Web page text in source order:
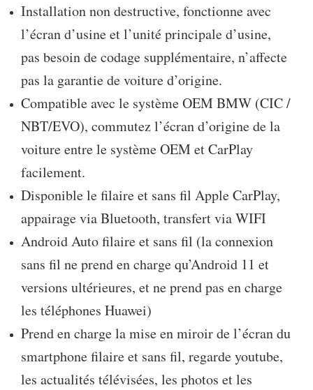
Installation non destructive, fonctionne avec
l’écran d’usine et l’unité principale d’usine,
pas besoin de codage supplémentaire, n’affecte
pas la garantie de voiture d’origine.
Compatible avec le système OEM BMW (CIC /
NBT/EVO), commutez l’écran d’origine de la
voiture entre le système OEM et CarPlay
facilement.
Disponible le filaire et sans fil Apple CarPlay,
appairage via Bluetooth, transfert via WIFI
Android Auto filaire et sans fil (la connexion
sans fil ne prend en charge qu’Android 11 et
versions ultérieures, et ne prend pas en charge
les téléphones Huawei)
Prend en charge la mise en miroir de l’écran du
smartphone filaire et sans fil, regarde youtube,
les actualités télévisées, les photos et les